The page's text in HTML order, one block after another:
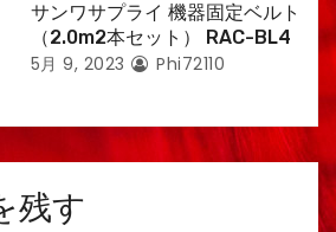
サンワサプライ 機器固定ベルト
（2.0m2本セット） RAC-BL4
5月 9, 2023 Phi72110
残す